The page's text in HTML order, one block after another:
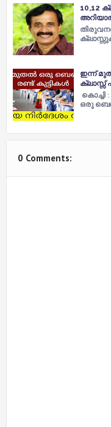
10,12
ഇന്ന്
ക്ലാസ്സ്‌
ഒരു
0 Comments: